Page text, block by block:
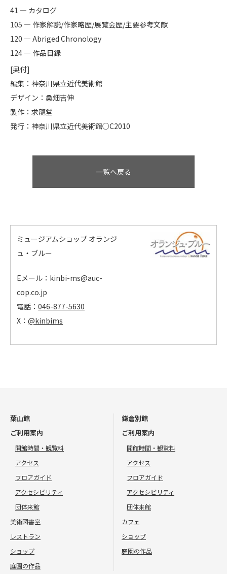
41 ― カタログ
105 ― 作家解説/作家略歴/展覧会歴/主要参考文献
120 ― Abriged Chronology
124 ― 作品目録
[奥付]
編集：神奈川県立近代美術館
デザイン：桑畑吉伸
製作：求龍堂
発行：神奈川県立近代美術館○C2010
一覧へ戻る
ミュージアムショップ オランジ
ュ・ブルー
Eメール：kinbi-ms@auc-
cop.co.jp
電話：046-877-5630
X：@kinbims
葉山館
ご利用案内
開館時間・観覧料
アクセス
フロアガイド
アクセシビリティ
団体来館
美術図書室
レストラン
ショップ
庭園の作品
鎌倉別館
ご利用案内
開館時間・観覧料
アクセス
フロアガイド
アクセシビリティ
団体来館
カフェ
ショップ
庭園の作品